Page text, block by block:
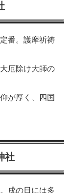
番。護摩祈祷
大厄除け大師の
が厚く、四国
社
戌の日には多